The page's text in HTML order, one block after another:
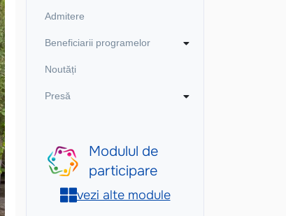
Admitere
Beneficiarii programelor
Noutăți
Presă